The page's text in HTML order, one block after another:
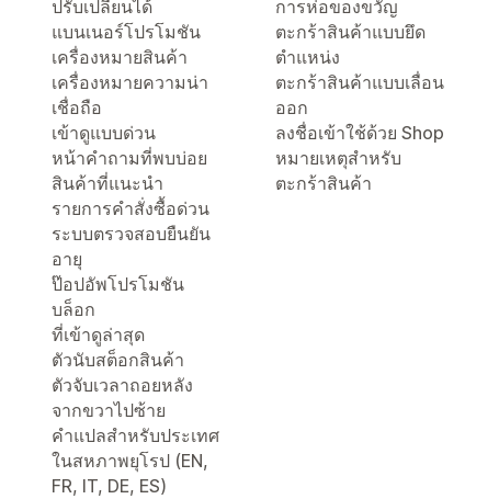
ปรับเปลี่ยนได้
แบนเนอร์โปรโมชัน
เครื่องหมายสินค้า
เครื่องหมายความน่า
เชื่อถือ
เข้าดูแบบด่วน
หน้าคำถามที่พบบ่อย
สินค้าที่แนะนำ
รายการคำสั่งซื้อด่วน
ระบบตรวจสอบยืนยัน
อายุ
ป๊อปอัพโปรโมชัน
บล็อก
ที่เข้าดูล่าสุด
ตัวนับสต็อกสินค้า
ตัวจับเวลาถอยหลัง
จากขวาไปซ้าย
คำแปลสำหรับประเทศ
ในสหภาพยุโรป (EN,
FR, IT, DE, ES)
การห่อของขวัญ
ตะกร้าสินค้าแบบยึด
ตำแหน่ง
ตะกร้าสินค้าแบบเลื่อน
ออก
ลงชื่อเข้าใช้ด้วย Shop
หมายเหตุสำหรับ
ตะกร้าสินค้า